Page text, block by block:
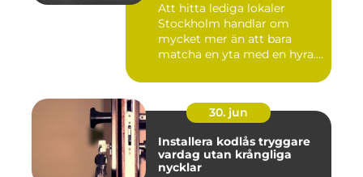
Att hitta lediga lokaler
Stockholm handlar om
mycket mer än att bara
matcha en yta med en hyra.
30. jun
Installera kodlås tryggare
vardag utan krångliga
nycklar